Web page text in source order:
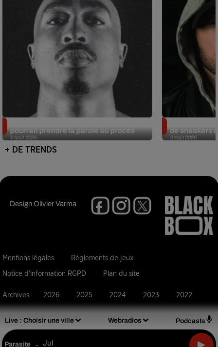
Live : Choisir une ville Webradios Podcasts
Parasite - Jul
4 août 2026
pourrait prendre la parole au procès
3 août 2026
de sneakers
+ DE TRENDS
DesignOlivier Varma
Mentions légales Règlements de jeux
Notice d'information RGPD Plan du site
Archives 2026 2025 2024 2023 2022